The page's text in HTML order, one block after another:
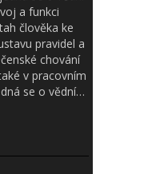
a funkci
člověka ke
pravidel a
chování
v pracovním
se o vědní…